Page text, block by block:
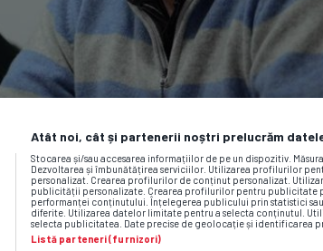
Atât noi, cât și partenerii noștri prelucrăm
Stocarea și/sau accesarea informațiilor de pe un dispozitiv.
Dezvoltarea și îmbunătățirea serviciilor. Utilizarea profilurilor
personalizat. Crearea profilurilor de conținut personalizat.
publicității personalizate. Crearea profilurilor pentru publicitate
performanței conținutului. Înțelegerea publicului prin statistici
diferite. Utilizarea datelor limitate pentru a selecta conținutul.
selecta publicitatea. Date precise de geolocație și identificarea
Listă parteneri (furnizori)